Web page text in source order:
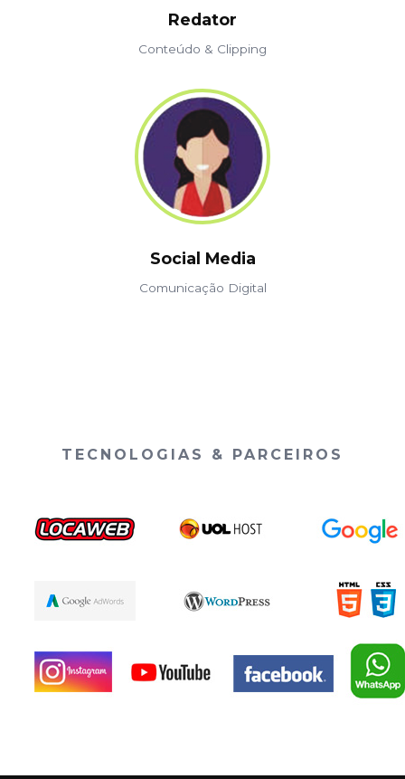
Redator
Conteúdo & Clipping
Social Media
Comunicação Digital
TECNOLOGIAS & PARCEIROS